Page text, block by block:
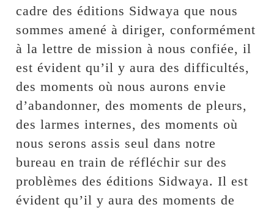
cadre des éditions Sidwaya que nous
sommes amené à diriger, conformément
à la lettre de mission à nous confiée, il
est évident qu’il y aura des difficultés,
des moments où nous aurons envie
d’abandonner, des moments de pleurs,
des larmes internes, des moments où
nous serons assis seul dans notre
bureau en train de réfléchir sur des
problèmes des éditions Sidwaya. Il est
évident qu’il y aura des moments de